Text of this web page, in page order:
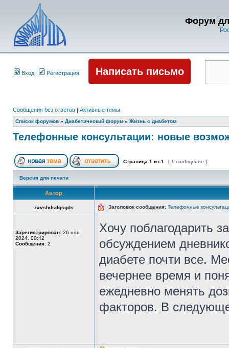
Форум
Вход Регистрация Написать письмо
Сообщения без ответов | Активные темы
Список форумов » Диабетический форум » Жизнь с диабетом
Телефонные консультации: новые
Страница 1 из 1 [ 1 сообщение ]
Версия для печати
Автор
zxvshdsdgsgds Заголовок сообщения: Телефонные
Зарегистрирован: 26 ноя
2024, 00:42
Сообщения: 2
Хочу поблагодарить
обсуждением
диабете почти все.
вечернее время и
ежедневно менять
факторов. В